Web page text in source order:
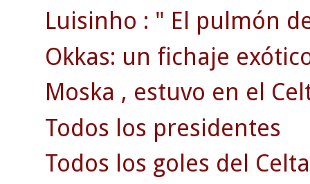
Luisinho : " El pulmón
Okkas: un fichaje
Moska , estuvo en el
Todos los presidentes
Todos los goles del